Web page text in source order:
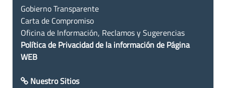
Gobierno Transparente
Carta de Compromiso
Oficina de Información, Reclamos y Sugerencias
Política de Privacidad de la información de Página
WEB
Nuestro Sitios